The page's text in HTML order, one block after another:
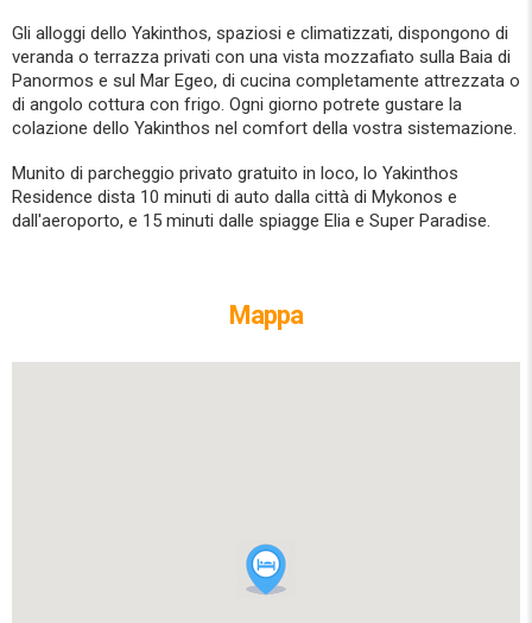
Gli alloggi dello Yakinthos, spaziosi e climatizzati, dispongono di
veranda o terrazza privati con una vista mozzafiato sulla Baia di
Panormos e sul Mar Egeo, di cucina completamente attrezzata o
di angolo cottura con frigo. Ogni giorno potrete gustare la
colazione dello Yakinthos nel comfort della vostra sistemazione.
Munito di parcheggio privato gratuito in loco, lo Yakinthos
Residence dista 10 minuti di auto dalla città di Mykonos e
dall'aeroporto, e 15 minuti dalle spiagge Elia e Super Paradise.
Mappa